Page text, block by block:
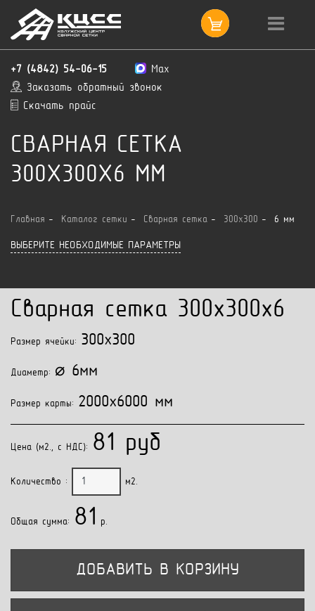
+7 (4842) 54-06-15
Max
Заказать обратный звонок
Скачать прайс
СВАРНАЯ СЕТКА
300X300X6 ММ
Главная Каталог сетки Сварная сетка 300x300 6 мм
ВЫБЕРИТЕ НЕОБХОДИМЫЕ ПАРАМЕТРЫ
Сварная сетка 300x300x6
Размер ячейки: 300x300
Диаметр: ⌀ 6мм
Размер карты: 2000x6000 мм
Цена (м2., с НДС): 81 руб
Количество : м2.
Общая сумма: 81 p.
ДОБАВИТЬ В КОРЗИНУ